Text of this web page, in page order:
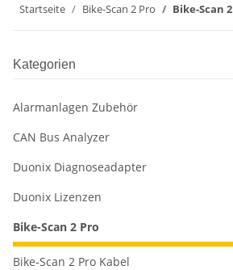
Startseite Bike-Scan 2 Pro Bike-Scan
Kategorien
Alarmanlagen Zubehör
CAN Bus Analyzer
Duonix Diagnoseadapter
Duonix Lizenzen
Bike-Scan 2 Pro
Bike-Scan 2 Pro Kabel